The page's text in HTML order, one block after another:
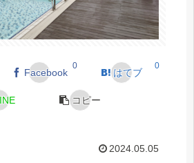
Facebook
0
はてブ
0
コピー
2024.05.05